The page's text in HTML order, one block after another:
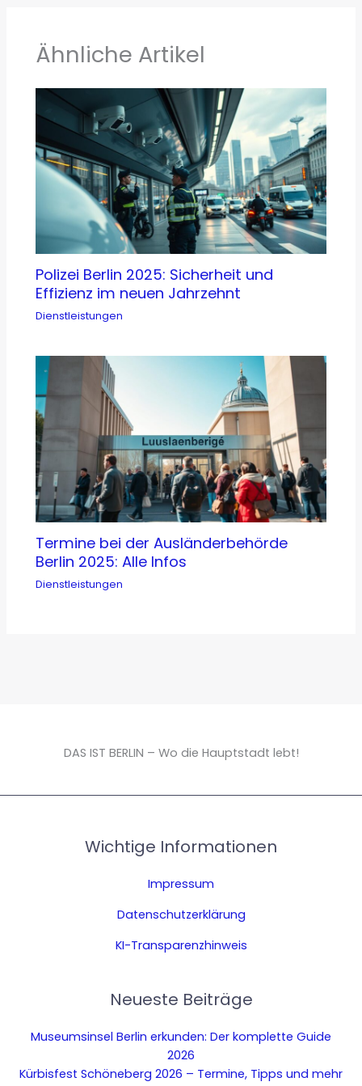
Ähnliche Artikel
Polizei Berlin 2025: Sicherheit und
Effizienz im neuen Jahrzehnt
Dienstleistungen
Termine bei der Ausländerbehörde
Berlin 2025: Alle Infos
Dienstleistungen
DAS IST BERLIN – Wo die Hauptstadt lebt!
Wichtige Informationen
Impressum
Datenschutzerklärung
KI-Transparenzhinweis
Neueste Beiträge
Museumsinsel Berlin erkunden: Der komplette Guide
2026
Kürbisfest Schöneberg 2026 – Termine, Tipps und mehr